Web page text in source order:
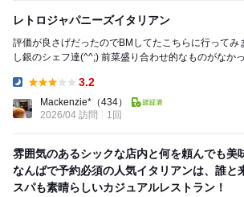
レトロジャパニーズイタリアン
評価が良さげだったのでBMしてたこちらに行ってみました。
し銀のシェフ達(^^;) 前菜盛り合わせ的なものがなかったので魚のカルパ
3.2
Mackenzie* （434）
2026/04 訪問
1回
雰囲気のあるシックな店内と何を頼んでも美
なんばで予約必須の人気イタリアンは、誰と
スパも素晴らしいカジュアルレストラン！